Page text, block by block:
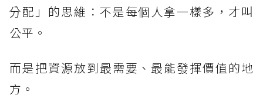
分配」的思維：不是每個人拿一樣多，才叫
公平。
而是把資源放到最需要、最能發揮價值的地
方。